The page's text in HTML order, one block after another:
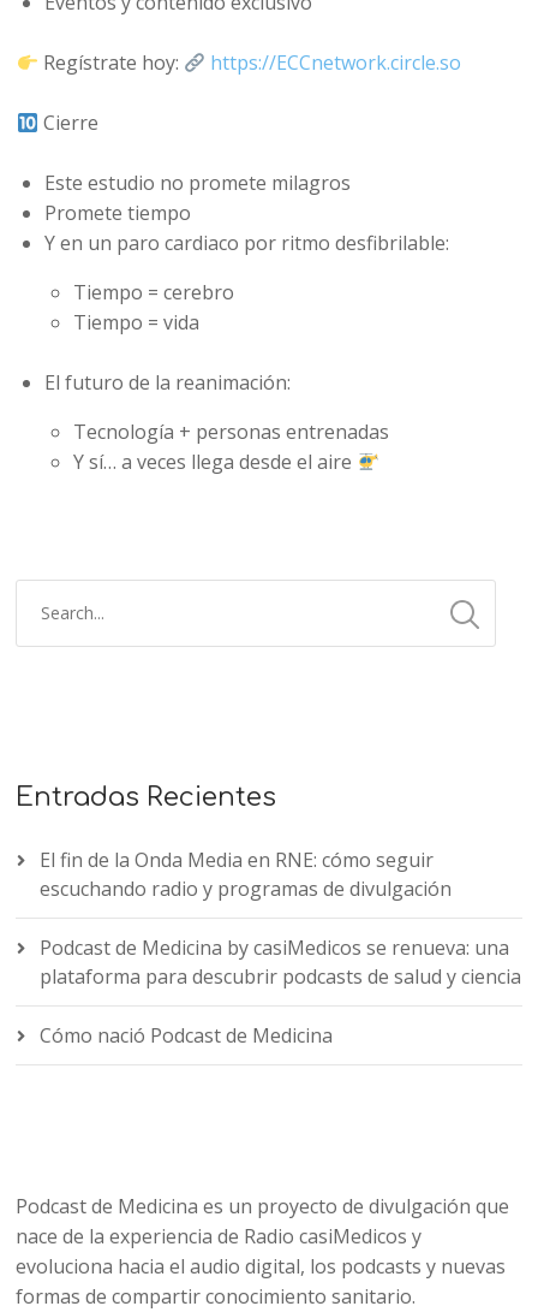
Regístrate hoy: https://ECCnetwork.circle.so
Cierre
Este estudio no promete milagros
Promete tiempo
Y en un paro cardiaco por ritmo desfibrilable:
Tiempo = cerebro
Tiempo = vida
El futuro de la reanimación:
Tecnología + personas entrenadas
Y sí… a veces llega desde el aire
Entradas Recientes
El fin de la Onda Media en RNE: cómo seguir
escuchando radio y programas de divulgación
Podcast de Medicina by casiMedicos se renueva: una
plataforma para descubrir podcasts de salud y ciencia
Cómo nació Podcast de Medicina
Podcast de Medicina es un proyecto de divulgación que
nace de la experiencia de Radio casiMedicos y
evoluciona hacia el audio digital, los podcasts y nuevas
formas de compartir conocimiento sanitario.